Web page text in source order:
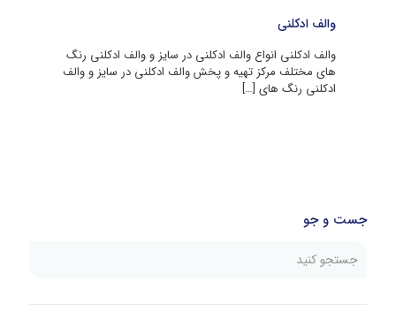
والف ادکلنی
والف ادکلنی انواع والف ادکلنی در سایز و والف ادکلنی رنگ
های مختلف مرکز تهیه و پخش والف ادکلنی در سایز و والف
ادکلنی رنگ های […]
جست و جو